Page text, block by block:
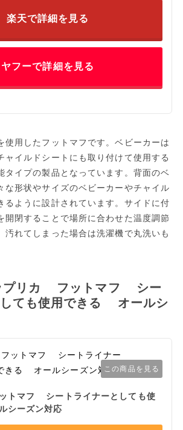
楽天で詳細を見る
ヤフーで詳細を見る
使用したフットマフです。ベビーカーは
ャイルドシートにも取り付けて使用する
タイプの製品となっています。背面のベ
な形状やサイズのベビーカーやチャイル
るように設計されています。サイドに付
開閉することで場所に合わせた温度調節
汚れてしまった場合は洗濯機で丸洗いも
プリカ フットマフ シー
しても使用できる オールシ
この商品を見る
トマフ シートライナーとしても使
シーズン対応